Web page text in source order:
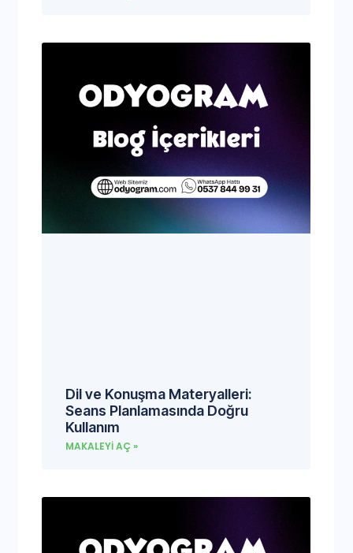
Dil ve Konuşma Materyalleri:
Seans Planlamasında Doğru
Kullanım
MAKALEYI AÇ »